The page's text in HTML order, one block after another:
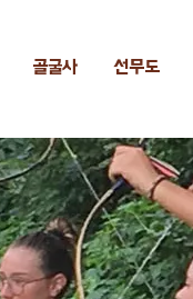
골굴사 선무도